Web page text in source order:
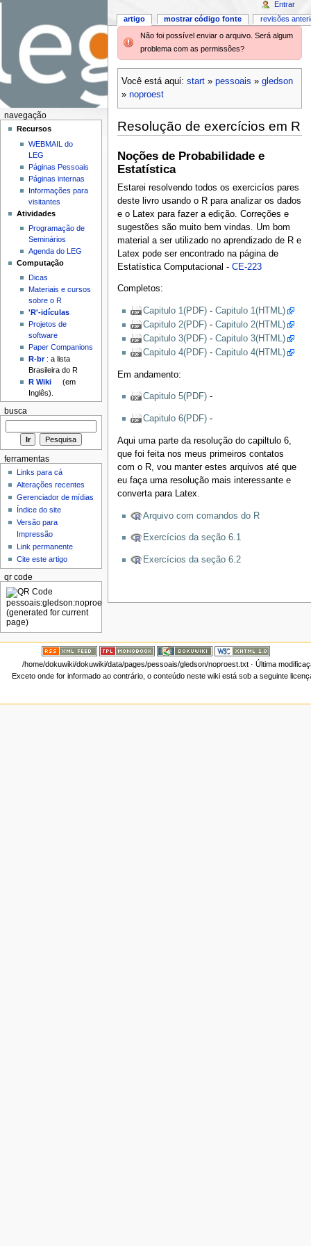
Não foi possível enviar o arquivo. Será algum
problema com as permissões?
Você está aqui: start» pessoais » gledson
» noproest
Resolução de exercícios em R
Noções de Probabilidade e
Estatística
Estarei resolvendo todos os exercicíos pares
deste livro usando o R para analizar os dados
e o Latex para fazer a edição. Correções e
sugestões são muito bem vindas. Um bom
material a ser utilizado no aprendizado de R e
Latex pode ser encontrado na página de
Estatística Computacional - CE-223
Completos:
Capitulo 1(PDF)- Capitulo 1(HTML)
Capitulo 2(PDF)- Capitulo 2(HTML)
Capitulo 3(PDF)- Capitulo 3(HTML)
Capitulo 4(PDF)- Capitulo 4(HTML)
Em andamento:
Capitulo 5(PDF)-
Capitulo 6(PDF)-
Aqui uma parte da resolução do capiltulo 6,
que foi feita nos meus primeiros contatos
com o R, vou manter estes arquivos até que
eu faça uma resolução mais interessante e
converta para Latex.
Arquivo com comandos do R
Exercícios da seção 6.1
Exercícios da seção 6.2
artigo mostrar código fonte revisões
Entrar
navegação
Recursos
WEBMAIL do
LEG
Páginas Pessoais
Páginas internas
Informações para
visitantes
Atividades
Programação de
Seminários
Agenda do LEG
Computação
Dicas
Materiais e cursos
sobre o R
'R'-idículas
Projetos de
software
Paper Companions
R-br: a lista
Brasileira do R
R Wiki
(em
Inglês).
busca
ferramentas
Links para cá
Alterações recentes
Gerenciador de mídias
Índice do site
Versão para
Impressão
Link permanente
Cite este artigo
qr code
/home/dokuwiki/dokuwiki/data/pages/pessoais/gledson/noproest.txt· Última
Exceto onde for informado ao contrário, o conteúdo neste wiki está sob a seguinte